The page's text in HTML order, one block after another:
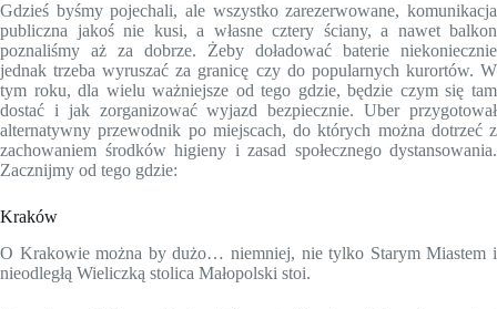
Gdzieś byśmy pojechali, ale wszystko zarezerwowane, komunikacja
publiczna jakoś nie kusi, a własne cztery ściany, a nawet balkon
poznaliśmy aż za dobrze. Żeby doładować baterie niekoniecznie
jednak trzeba wyruszać za granicę czy do popularnych kurortów. W
tym roku, dla wielu ważniejsze od tego gdzie, będzie czym się tam
dostać i jak zorganizować wyjazd bezpiecznie. Uber przygotował
alternatywny przewodnik po miejscach, do których można dotrzeć z
zachowaniem środków higieny i zasad społecznego dystansowania.
Zacznijmy od tego gdzie:
Kraków
O Krakowie można by dużo… niemniej, nie tylko Starym Miastem i
nieodległą Wieliczką stolica Małopolski stoi.